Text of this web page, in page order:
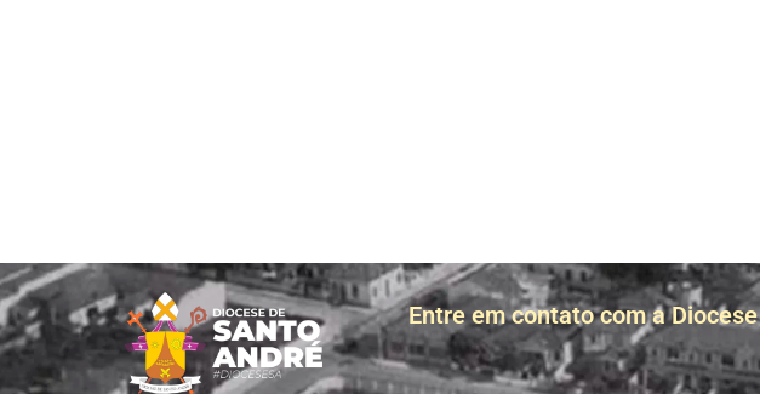
Entre em contato com a Diocese